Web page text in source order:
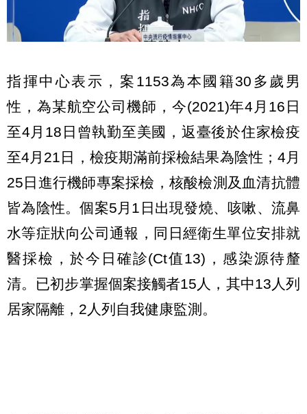
指揮中心表示，案1153為本國籍30多歲男
性，為某航空公司機師，今(2021)年4月16日
至4月18日曾執勤至美國，返臺後於住家檢疫
至4月21日，檢疫期滿前採檢結果為陰性；4月
25日進行機師專案採檢，核酸檢測及血清抗體
皆為陰性。個案5月1日出現發燒、咳嗽、流鼻
水等症狀向公司通報，同日經衛生單位安排就
醫採檢，於今日確診(Ct值13)，感染源待釐
清。已初步掌握個案接觸者15人，其中13人列
居家隔離，2人列自我健康監測。